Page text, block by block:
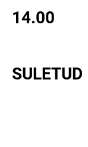
14.00
SULETUD